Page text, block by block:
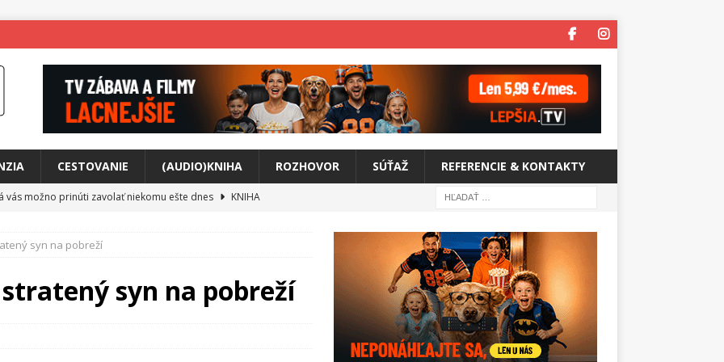
CESTOVANIE (AUDIO)KNIHA ROZHOVOR SÚŤAŽ REFERENCIE & KONTAKTY
vás možno prinúti zavolať niekomu ešte dnes
KNIHA
rozchod
HUDBA
cestou na Monte Mabu
unikátny akustický koncert
syn na pobreží
syn na pobreží